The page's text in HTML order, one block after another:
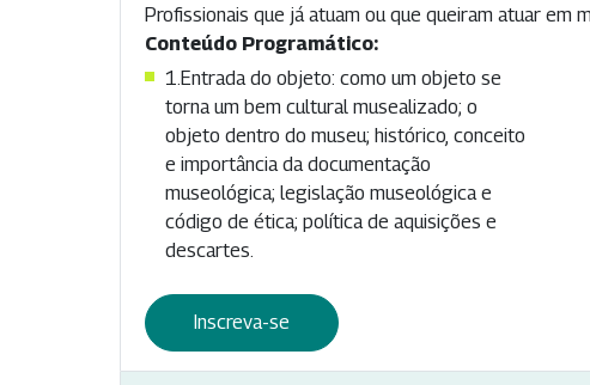
Profissionais que já atuam ou que queiram atuar em
Conteúdo Programático:
1.Entrada do objeto: como um objeto se
torna um bem cultural musealizado; o
objeto dentro do museu; histórico, conceito
e importância da documentação
museológica; legislação museológica e
código de ética; política de aquisições e
descartes.
Inscreva-se